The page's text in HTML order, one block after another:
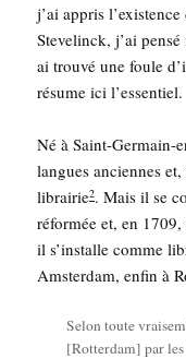
j’ai appris
Ste­ve­linck, j’ai
ai trou­vé une foule
résume ici l’essentiel.
Né à Saint-Ger­main-
langues anciennes
librai­rie2. Mais il se
réfor­mée et, en
il s’installe comme
Amster­dam, enfin à
Selon toute
[Rot­ter­dam] par